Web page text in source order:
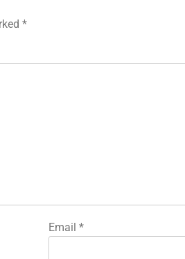
*
Email *